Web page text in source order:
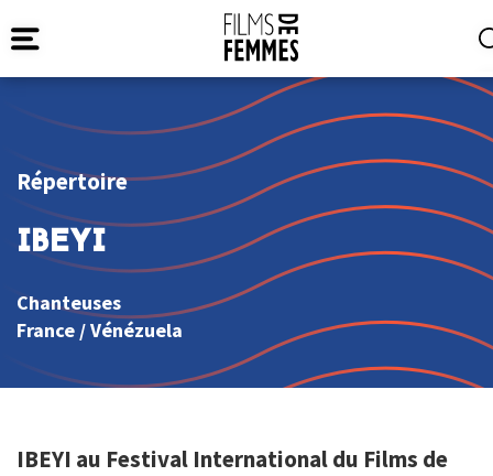
Répertoire
IBEYI
Chanteuses
France /Vénézuela
IBEYI au Festival International du Films de